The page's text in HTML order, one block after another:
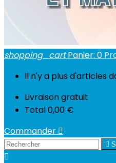
shopping_cart Panier: 0
Il n'y a plus d'articles
Livraisongratuit
Total0,00 €
Commander 

